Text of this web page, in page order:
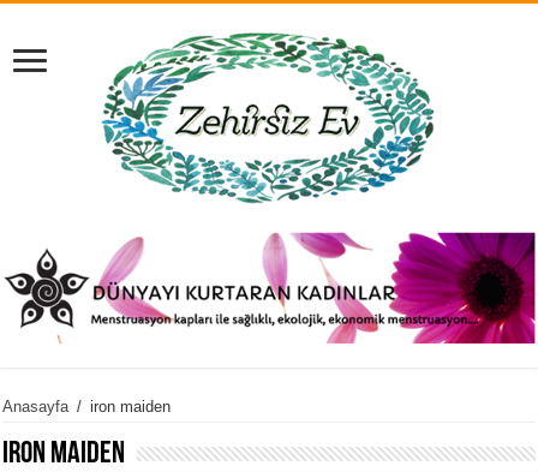
Anasayfa / iron maiden
iron maiden